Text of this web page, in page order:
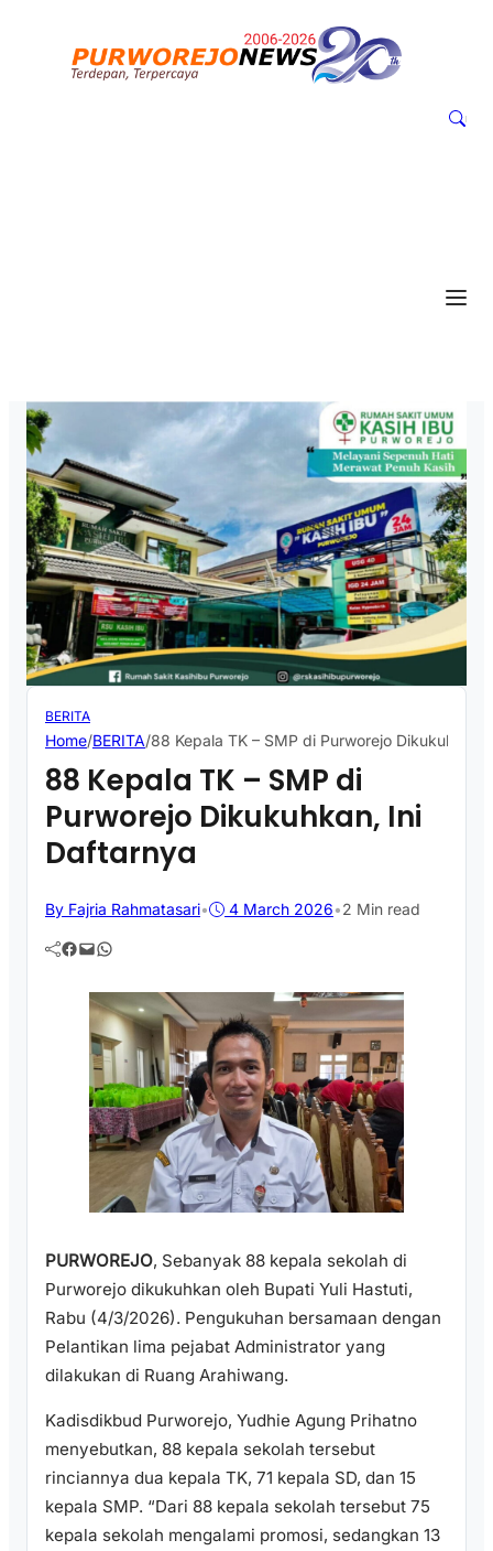
BERITA
Home/BERITA/88 Kepala TK – SMP di Purworejo Dikukuhkan,
88 Kepala TK – SMP di
Purworejo Dikukuhkan, Ini
Daftarnya
By Fajria Rahmatasari• 4 March 2026•2 Min read
Facebook Mail WhatsApp
PURWOREJO, Sebanyak 88 kepala sekolah di
Purworejo dikukuhkan oleh Bupati Yuli Hastuti,
Rabu (4/3/2026). Pengukuhan bersamaan dengan
Pelantikan lima pejabat Administrator yang
dilakukan di Ruang Arahiwang.
Kadisdikbud Purworejo, Yudhie Agung Prihatno
menyebutkan, 88 kepala sekolah tersebut
rinciannya dua kepala TK, 71 kepala SD, dan 15
kepala SMP. “Dari 88 kepala sekolah tersebut 75
kepala sekolah mengalami promosi, sedangkan 13